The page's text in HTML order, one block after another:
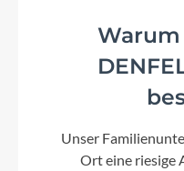
Warum
Unser
Ort eine riesige